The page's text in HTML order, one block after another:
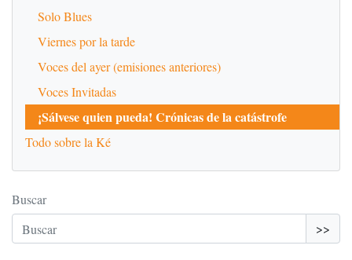
Solo Blues
Viernes por la tarde
Voces del ayer (emisiones anteriores)
Voces Invitadas
¡Sálvese quien pueda! Crónicas de la catástrofe
Todo sobre la Ké
Buscar
>>